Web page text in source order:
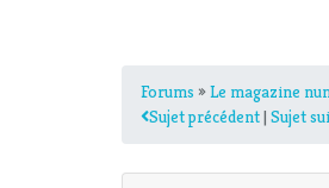
Forums »Le magazine
Sujet précédent| Sujet